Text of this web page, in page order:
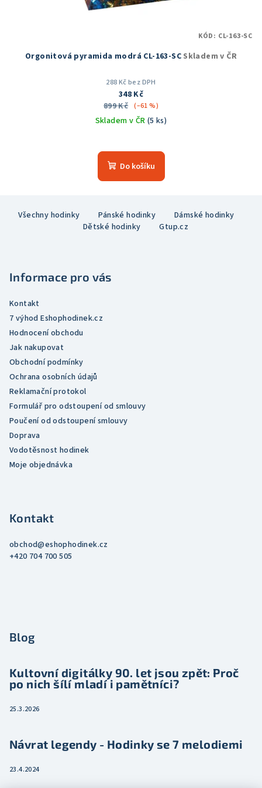
Orgonitová pyramida modrá CL-163-SC Skladem v ČR
288 Kč bez DPH
348 Kč
899 Kč (–61 %)
Skladem v ČR (5 ks)
hodnocení
produktu
hvězdiček.
Do košíku
KÓD: CL-163-SC
Všechny hodinky Pánské hodinky
Dámské hodinky
Dětské hodinky
Gtup.cz
Informace pro vás
Kontakt
7 výhod Eshophodinek.cz
Hodnocení obchodu
Jak nakupovat
Obchodní podmínky
Ochrana osobních údajů
Reklamační protokol
Formulář pro odstoupení od smlouvy
Poučení od odstoupení smlouvy
Doprava
Vodotěsnost hodinek
Moje objednávka
Kontakt
obchod@eshophodinek.cz
+420 704 700 505
Blog
Kultovní digitálky 90. let jsou zpět: Proč
po nich šílí mladí i pamětníci?
25.3.2026
Návrat legendy - Hodinky se 7 melodiemi
23.4.2024